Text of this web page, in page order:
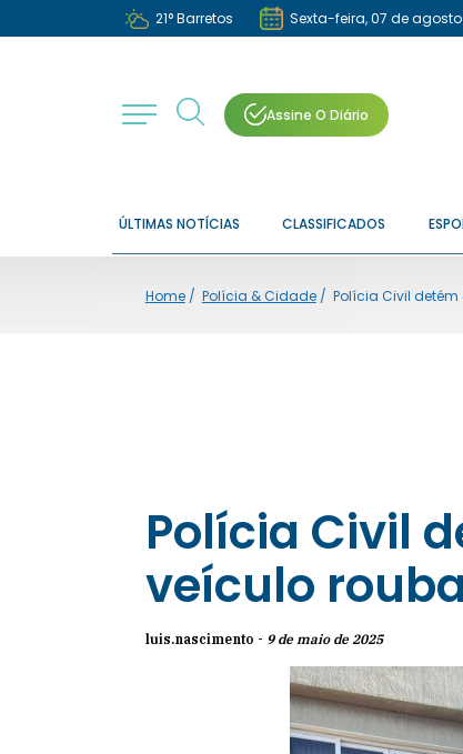
21°Barretos Sexta-feira, 07 de
Assine O Diário
ÚLTIMAS NOTÍCIAS CLASSIFICADOS
Home/ Polícia & Cidade/ Polícia Civil
Polícia Civil
veículo
luis.nascimento - 9 de maio de 2025